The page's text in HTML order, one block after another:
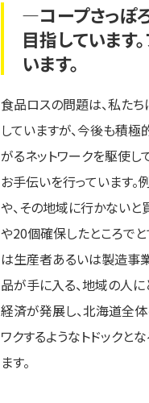
―コープさっぽ
目指しています
います。
食品ロスの問題は、私たち
していますが、今後も積
がるネットワークを駆使
お手伝いを行っています
や、その地域に行かない
や20個確保したところでと
は生産者あるいは製造事
品が手に入る、地域の人
経済が発展し、北海道全体
ワクするようなトドックと
ます。